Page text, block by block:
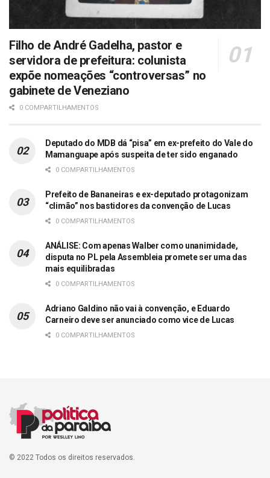
Filho de André Gadelha, pastor e
servidora de prefeitura: colunista
expõe nomeações “controversas” no
gabinete de Veneziano
0 COMPARTILHAMENTOS
Deputado do MDB dá “pisa” em ex-prefeito do Vale do
Mamanguape após suspeita de ter sido enganado
0 COMPARTILHAMENTOS
Prefeito de Bananeiras e ex-deputado protagonizam
“climão” nos bastidores da convenção de Lucas
0 COMPARTILHAMENTOS
ANÁLISE: Com apenas Walber como unanimidade,
disputa no PL pela Assembleia promete ser uma das
mais equilibradas
0 COMPARTILHAMENTOS
Adriano Galdino não vai à convenção, e Eduardo
Carneiro deve ser anunciado como vice de Lucas
0 COMPARTILHAMENTOS
© 2022 Todos os direitos reservados.